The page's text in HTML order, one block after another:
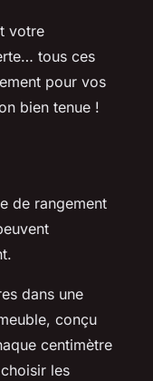
votre
tous ces
pour vos
bien tenue !
de rangement
dans une
conçu
centimètre
les